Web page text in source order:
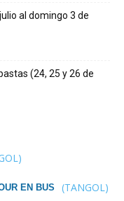
al domingo 3 de
(24, 25 y 26 de
EN BUS (TANGOL)